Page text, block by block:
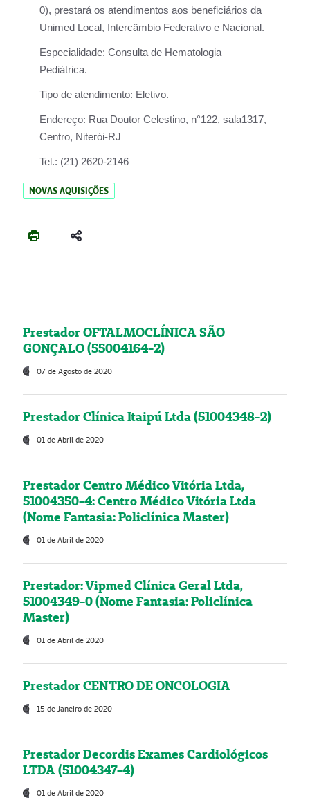
0), prestará os atendimentos aos beneficiários da
Unimed Local, Intercâmbio Federativo e Nacional.
Especialidade: Consulta de Hematologia
Pediátrica.
Tipo de atendimento: Eletivo.
Endereço: Rua Doutor Celestino, n°122, sala1317,
Centro, Niterói-RJ
Tel.: (21) 2620-2146
NOVAS AQUISIÇÕES
Prestador OFTALMOCLÍNICA SÃO
GONÇALO (55004164-2)
07 de Agosto de 2020
Prestador Clínica Itaipú Ltda (51004348-2)
01 de Abril de 2020
Prestador Centro Médico Vitória Ltda,
51004350-4: Centro Médico Vitória Ltda
(Nome Fantasia: Policlínica Master)
01 de Abril de 2020
Prestador: Vipmed Clínica Geral Ltda,
51004349-0 (Nome Fantasia: Policlínica
Master)
01 de Abril de 2020
Prestador CENTRO DE ONCOLOGIA
15 de Janeiro de 2020
Prestador Decordis Exames Cardiológicos
LTDA (51004347-4)
01 de Abril de 2020